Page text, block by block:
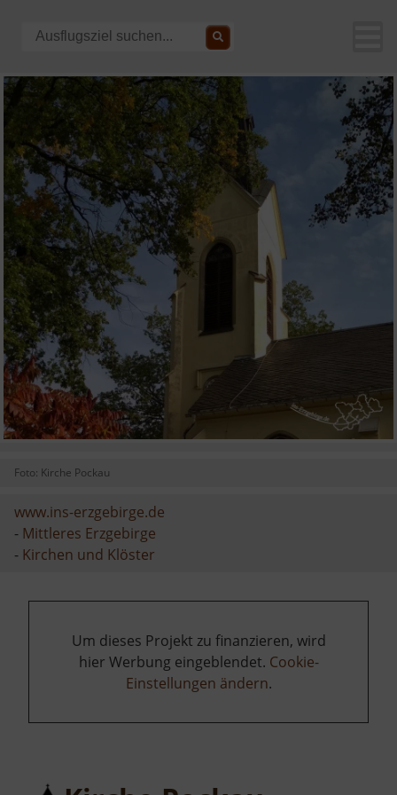
Foto: Kirche Pockau
www.ins-erzgebirge.de
- Mittleres Erzgebirge
- Kirchen und Klöster
Um dieses Projekt zu finanzieren, wird
hier Werbung eingeblendet. Cookie-
Einstellungen ändern.